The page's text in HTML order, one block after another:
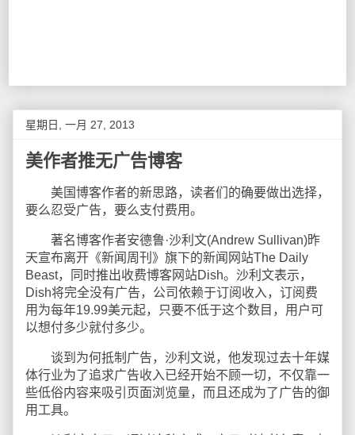
星期日, 一月 27, 2013
美作者推无广告博客
美国博客作者的新思路，读者们的确要做出选择，
要么忍受广告，要么支付费用。
著名博客作者安德鲁·沙利文(Andrew Sullivan)昨
天宣布离开《新闻周刊》旗下的新闻网站The Daily
Beast，同时推出收费博客网站Dish。沙利文表示，
Dish将完全没有广告，公司依赖于订阅收入，订阅费
用为每年19.99美元起，只要不低于这个数目，用户可
以想付多少就付多少。
谈到为何抵制广告，沙利文说，他发现过去十年媒
体行业为了追求广告收入已经开始不顾一切，不仅靠一
些低俗内容来吸引页面浏览量，而且还成为了广告的御
用工具。